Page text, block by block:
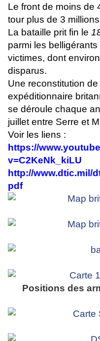
Le front de moins de
tour plus de 3
La bataille prit fin le
parmi les
victimes, dont
disparus.
Une reconstitution
expéditionnaire
se déroule chaque
juillet entre Serre et
Voir les liens :
https://
v=C2KeNk_kiLU
http://www.dtic.mil/
pdf
Positions des